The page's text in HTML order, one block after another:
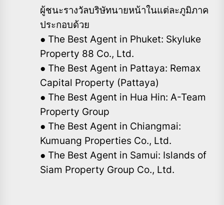
ผู้ชนะรางวัลบริษัทนายหน้าในแต่ละภูมิภาค
ประกอบด้วย
● The Best Agent in Phuket: Skyluke
Property 88 Co., Ltd.
● The Best Agent in Pattaya: Remax
Capital Property (Pattaya)
● The Best Agent in Hua Hin: A-Team
Property Group
● The Best Agent in Chiangmai:
Kumuang Properties Co., Ltd.
● The Best Agent in Samui: Islands of
Siam Property Group Co., Ltd.